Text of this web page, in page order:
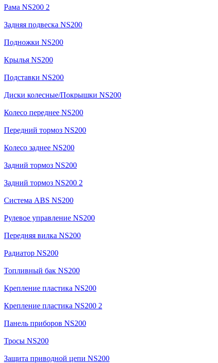
Рама NS200 2
Задняя подвеска NS200
Подножки NS200
Крылья NS200
Подставки NS200
Диски колесные/Покрышки NS200
Колесо переднее NS200
Передний тормоз NS200
Колесо заднее NS200
Задний тормоз NS200
Задний тормоз NS200 2
Система ABS NS200
Рулевое управление NS200
Передняя вилка NS200
Радиатор NS200
Топливный бак NS200
Крепление пластика NS200
Крепление пластика NS200 2
Панель приборов NS200
Тросы NS200
Защита приводной цепи NS200